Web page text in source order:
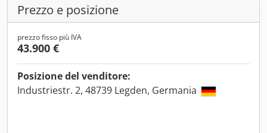
Prezzo e posizione
prezzo fisso più IVA
43.900 €
Posizione del venditore:
Industriestr. 2, 48739 Legden, Germania